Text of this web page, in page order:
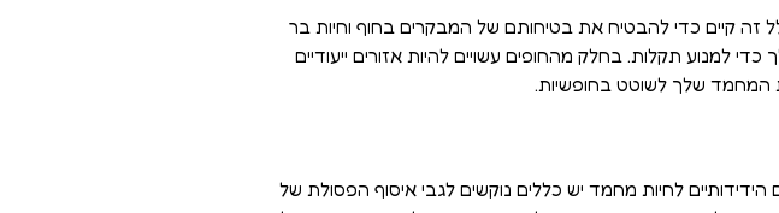
זה קיים כדי להבטיח את בטיחותם של המבקרים בחוף וחיות בר
למנוע תקלות. בחלק מהחופים עשויים להיות אזורים ייעודיים
המחמד שלך לשוטט בחופשיות.
לחיות מחמד יש כללים נוקשים לגבי איסוף הפסולת של